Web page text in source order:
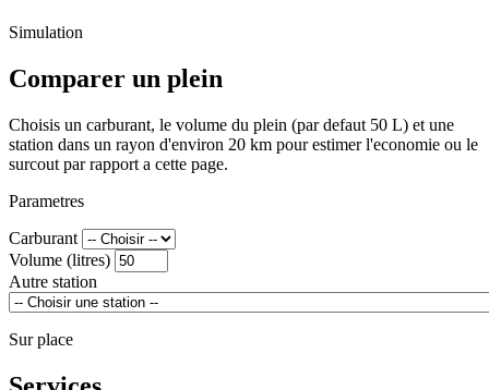
Simulation
Comparer un plein
Choisis un carburant, le volume du plein (par defaut 50 L) et une
station dans un rayon d'environ 20 km pour estimer l'economie ou le
surcout par rapport a cette page.
Parametres
Carburant
Volume (litres)
Autre station
Sur place